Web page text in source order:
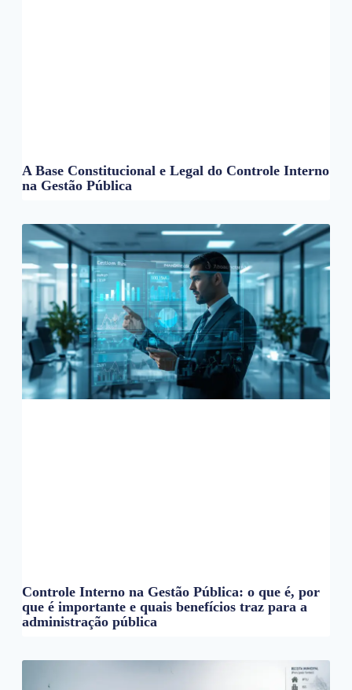
A Base Constitucional e Legal do Controle Interno
na Gestão Pública
Controle Interno na Gestão Pública: o que é, por
que é importante e quais benefícios traz para a
administração pública